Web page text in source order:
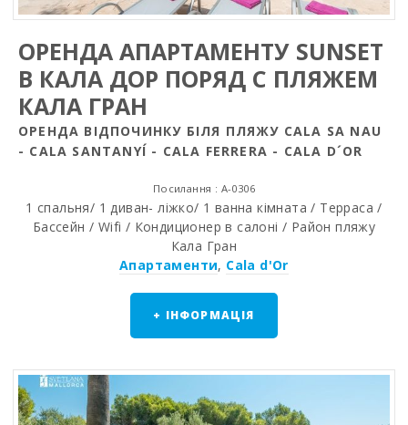
ОРЕНДА АПАРТАМЕНТУ SUNSET
В КАЛА ДОР ПОРЯД С ПЛЯЖЕМ
КАЛА ГРАН
ОРЕНДА ВІДПОЧИНКУ БІЛЯ ПЛЯЖУ CALA SA NAU
- CALA SANTANYÍ - CALA FERRERA - CALA D´OR
Посилання : A-0306
1 спальня/ 1 диван- лiжко/ 1 ванна кiмната / Терраса /
Бассейн / Wifi / Кондиционер в салоні / Район пляжy
Кала Гран
Апартаменти, Cala d'Or
+ ІНФОРМАЦІЯ